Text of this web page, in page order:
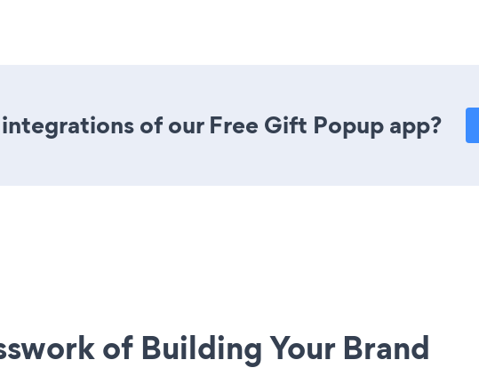
of our Free Gift Popup app?
of Building Your Brand